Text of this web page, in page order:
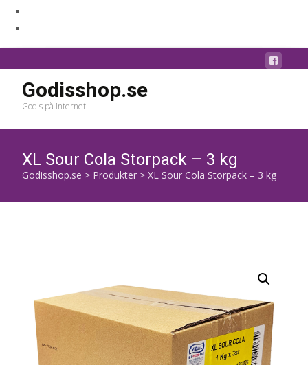
Godisshop.se
Godis på internet
XL Sour Cola Storpack – 3 kg
Godisshop.se > Produkter > XL Sour Cola Storpack – 3 kg